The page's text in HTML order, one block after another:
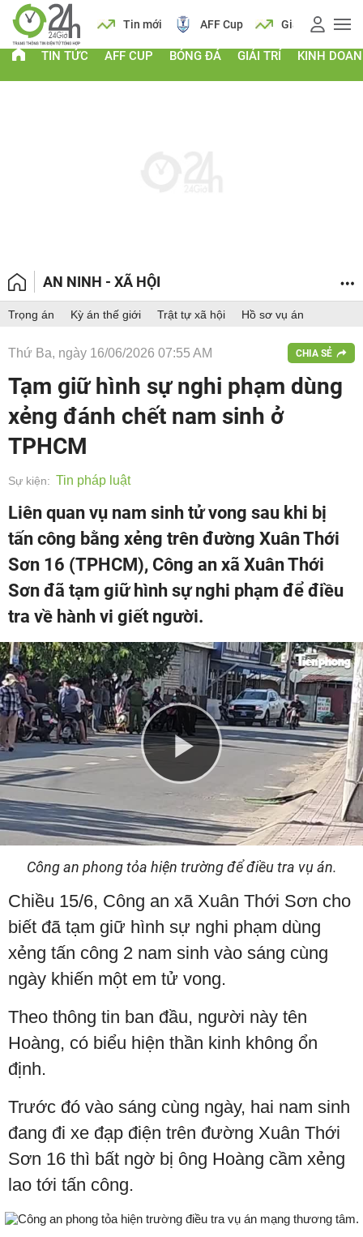
Lịch Tin mới AFF Cup Giá vàng
TIN TỨC AFF CUP BÓNG ĐÁ GIẢI TRÍ KINH
AN NINH - XÃ HỘI
Trọng án Kỳ án thế giới Trật tự xã hội Hồ sơ vụ án
Thứ Ba, ngày 16/06/2026 07:55 AM CHIA SẺ
Tạm giữ hình sự nghi phạm dùng
xẻng đánh chết nam sinh ở
TPHCM
Sự kiện: Tin pháp luật
Liên quan vụ nam sinh tử vong sau khi bị
tấn công bằng xẻng trên đường Xuân Thới
Sơn 16 (TPHCM), Công an xã Xuân Thới
Sơn đã tạm giữ hình sự nghi phạm để điều
tra về hành vi giết người.
Play
Video
Công an phong tỏa hiện trường để điều tra vụ án.
Chiều 15/6, Công an xã Xuân Thới Sơn cho
biết đã tạm giữ hình sự nghi phạm dùng
xẻng tấn công 2 nam sinh vào sáng cùng
ngày khiến một em tử vong.
Theo thông tin ban đầu, người này tên
Hoàng, có biểu hiện thần kinh không ổn
định.
Trước đó vào sáng cùng ngày, hai nam sinh
đang đi xe đạp điện trên đường Xuân Thới
Sơn 16 thì bất ngờ bị ông Hoàng cầm xẻng
lao tới tấn công.